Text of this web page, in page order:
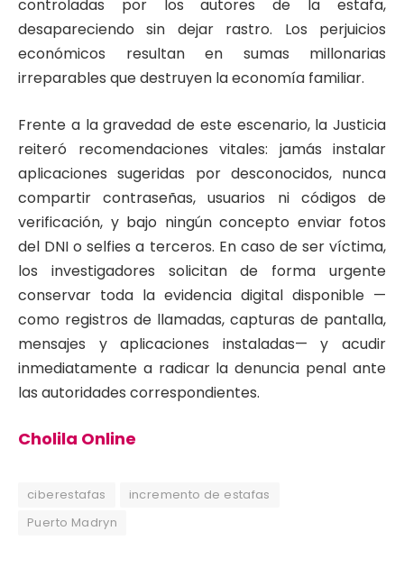
controladas por los autores de la estafa,
desapareciendo sin dejar rastro. Los perjuicios
económicos resultan en sumas millonarias
irreparables que destruyen la economía familiar.
Frente a la gravedad de este escenario, la Justicia
reiteró recomendaciones vitales: jamás instalar
aplicaciones sugeridas por desconocidos, nunca
compartir contraseñas, usuarios ni códigos de
verificación, y bajo ningún concepto enviar fotos
del DNI o selfies a terceros. En caso de ser víctima,
los investigadores solicitan de forma urgente
conservar toda la evidencia digital disponible —
como registros de llamadas, capturas de pantalla,
mensajes y aplicaciones instaladas— y acudir
inmediatamente a radicar la denuncia penal ante
las autoridades correspondientes.
Cholila Online
ciberestafas
incremento de estafas
Puerto Madryn